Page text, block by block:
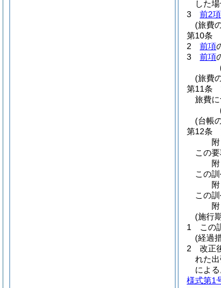
した
3
前2項
(旅費
第10条
2
前項
3
前項
(旅費
第11条
旅費
(台帳
第12条
この
この
この
(施行
1
この
(経過
2
改正
れた
による
様式第1